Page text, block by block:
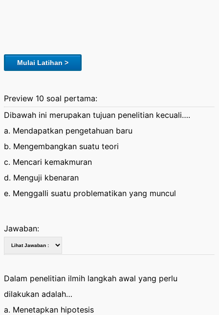
Mulai Latihan >
Preview 10 soal pertama:
Dibawah ini merupakan tujuan penelitian kecuali….
a. Mendapatkan pengetahuan baru
b. Mengembangkan suatu teori
c. Mencari kemakmuran
d. Menguji kbenaran
e. Menggalli suatu problematikan yang muncul
Jawaban:
Dalam penelitian ilmih langkah awal yang perlu
dilakukan adalah…
a. Menetapkan hipotesis